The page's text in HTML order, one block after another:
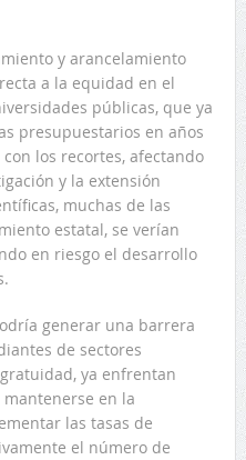
y arancelamiento
a la equidad en el
públicas, que ya
presupuestarios en años
los recortes, afectando
y la extensión
muchas de las
estatal, se verían
en riesgo el desarrollo
generar una barrera
de sectores
ya enfrentan
en la
las tasas de
el número de